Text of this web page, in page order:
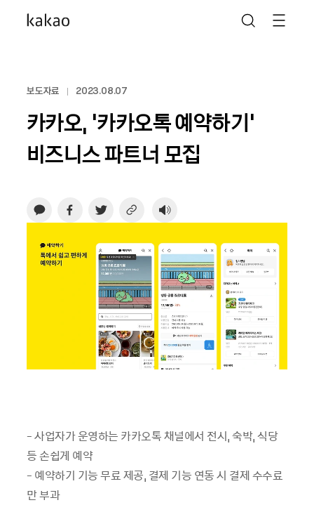
보도자료 2023.08.07
카카오, ‘카카오톡 예약하기’
비즈니스 파트너 모집
- 사업자가 운영하는 카카오톡 채널에서 전시, 숙박, 식당
등 손쉽게 예약
- 예약하기 기능 무료 제공, 결제 기능 연동 시 결제 수수료
만 부과